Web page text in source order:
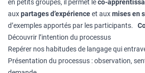
en petits groupes, il permet leco-
auxpartages d’expérienceet auxmises en
d’exemples apportés par les participants.
Découvrir l’intention du processus
Repérer nos habitudes de langage qui
Présentation du processus : observation,